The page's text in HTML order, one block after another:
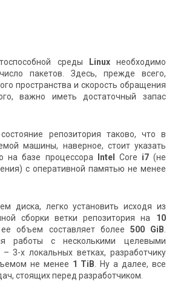
среды Linuxнеобходимо
пакетов. Здесь, прежде всего,
пространства и скорость обращения
важно иметь достаточный запас
репозитория таково, что в
машины, наверное, стоит указать
на базе процессора
Intel Core i7(не
с оперативной памятью не менее
диска, легко установить исходя из
сборки ветки репозитория на 10
объем составляет более 500 GiB
работы с несколькими целевыми
3-х локальных ветках, разработчику
не менее 1 ТiB . Ну а далее, все
стоящих перед разработчиком.